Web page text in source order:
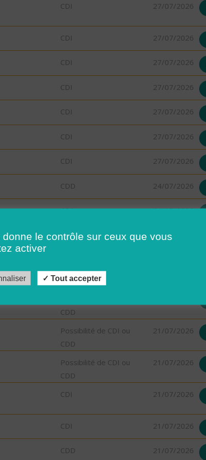
CDI 27/07/2026
CDI 27/07/2026
CDI 27/07/2026
CDI 27/07/2026
CDI 27/07/2026
CDI 27/07/2026
CDI 27/07/2026
CDD 24/07/2026
CDD 24/07/2026
CDI 23/07/2026
CDD
Possibilité de CDI ou
CDD
21/07/2026
Possibilité de CDI ou
CDD
21/07/2026
CDI 21/07/2026
CDI 21/07/2026
CDD 21/07/2026
le contrôle sur ceux que vous
activer
Tout accepter